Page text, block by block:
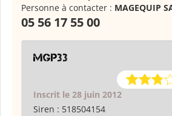
Personne à contacter : MAGEQUIP
05 56 17 55 00
mgp33
Inscrit le 28 juin 2012
Siren : 518504154